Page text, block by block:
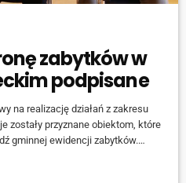
zabytków w
podpisane
na realizację działań z zakresu
zostały przyznane obiektom, które
gminnej ewidencji zabytków.
Wawrzyńca w Strzelcach